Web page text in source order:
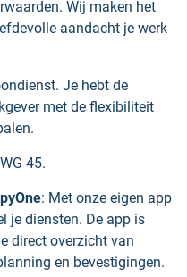
Wij maken het
aandacht je werk
Je hebt de
met de flexibiliteit
45.
: Met onze eigen app
je diensten. De app is
direct overzicht van
en bevestigingen.